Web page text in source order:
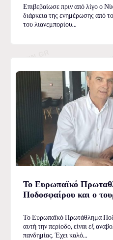
Επιβεβαίωσε πριν από λίγο ο
διάρκεια της ενημέρωσης από
του λιανεμπορίου...
Το Ευρωπαϊκό
Ποδοσφαίρου και ο
Το Ευρωπαϊκό Πρωτάθλημα
αυτή την περίοδο, είναι εξ
πανδημίας. Έχει καλό...